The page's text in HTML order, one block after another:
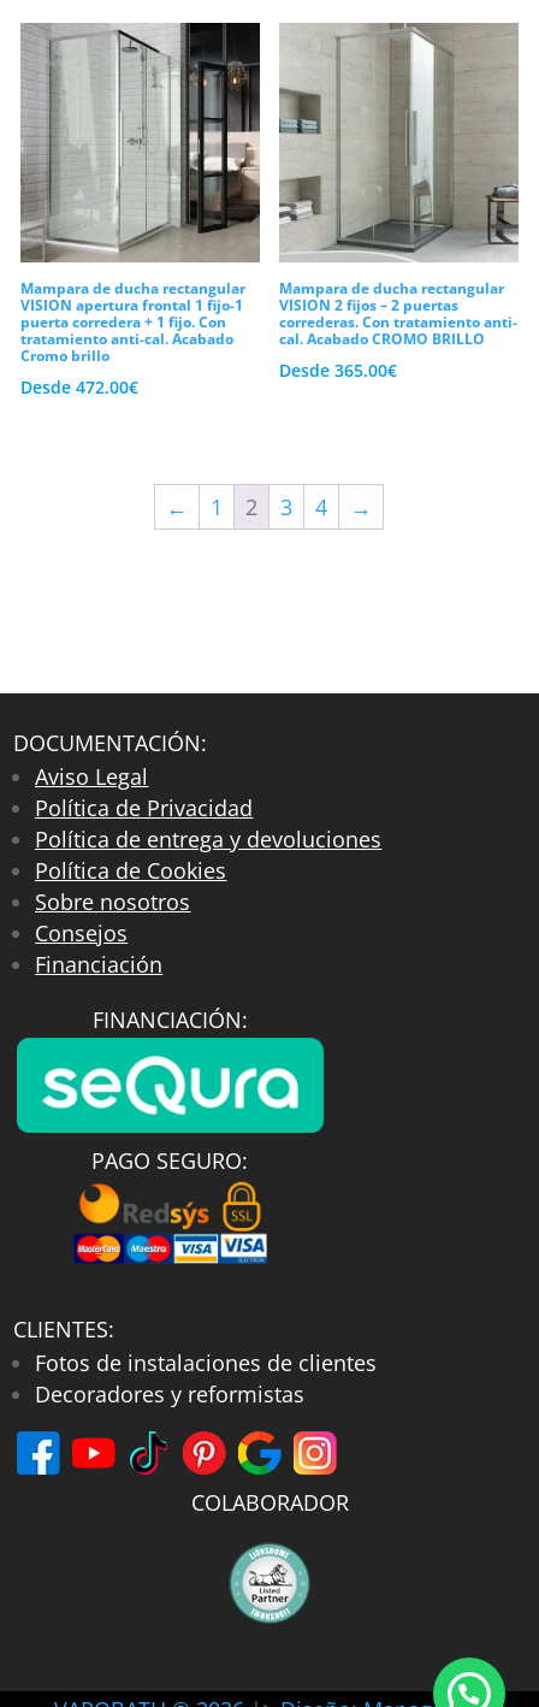
Mampara de ducha rectangular
VISION apertura frontal 1 fijo-1
puerta corredera + 1 fijo. Con
tratamiento anti-cal. Acabado
Cromo brillo
Desde 472.00€
Mampara de ducha rectangular
VISION 2 fijos – 2 puertas
correderas. Con tratamiento anti-
cal. Acabado CROMO BRILLO
Desde365.00€
← 1 2 3 4 →
DOCUMENTACIÓN:
Aviso Legal
Política de Privacidad
Política de entrega y devoluciones
Política de Cookies
Sobre nosotros
Consejos
Financiación
FINANCIACIÓN:
PAGO SEGURO:
CLIENTES:
Fotos de instalaciones de clientes
Decoradores y reformistas
COLABORADOR